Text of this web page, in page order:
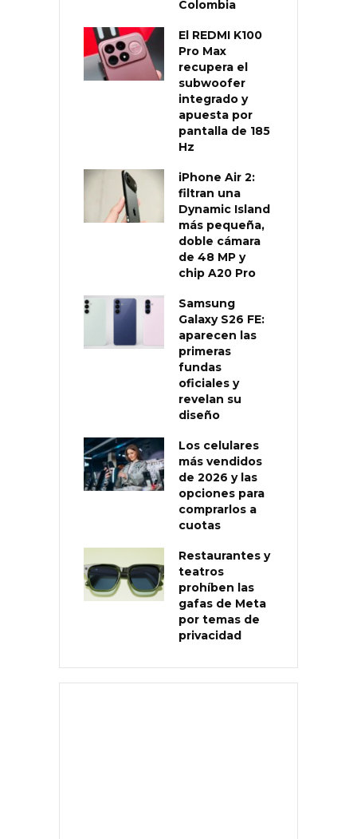
Colombia
El REDMI K100
Pro Max
recupera el
subwoofer
integrado y
apuesta por
pantalla de 185
Hz
iPhone Air 2:
filtran una
Dynamic Island
más pequeña,
doble cámara
de 48 MP y
chip A20 Pro
Samsung
Galaxy S26 FE:
aparecen las
primeras
fundas
oficiales y
revelan su
diseño
Los celulares
más vendidos
de 2026 y las
opciones para
comprarlos a
cuotas
Restaurantes y
teatros
prohíben las
gafas de Meta
por temas de
privacidad